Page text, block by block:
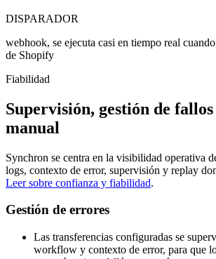
DISPARADOR
webhook, se ejecuta casi en tiempo real
de Shopify
Fiabilidad
Supervisión, gestión de
manual
Synchron se centra en la visibilidad operativa
logs, contexto de error, supervisión y replay
Leer sobre confianza y fiabilidad.
Gestión de errores
Las transferencias configuradas se
workflow y contexto de error, para que